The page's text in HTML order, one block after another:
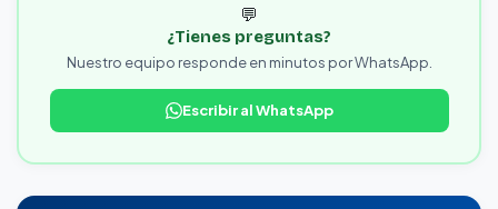
💬
¿Tienes preguntas?
Nuestro equipo responde en minutos por WhatsApp.
Escribir al WhatsApp